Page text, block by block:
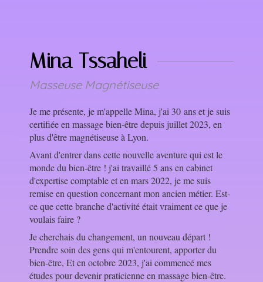
Mina Tssaheli
Masseuse Magnétiseuse
Je me présente, je m'appelle Mina, j'ai 30 ans et je suis
certifiée en massage bien-être depuis juillet 2023, en
plus d'être magnétiseuse à Lyon.
Avant d'entrer dans cette nouvelle aventure qui est le
monde du bien-être ! j'ai travaillé 5 ans en cabinet
d'expertise comptable et en mars 2022, je me suis
remise en question concernant mon ancien métier. Est-
ce que cette branche d'activité était vraiment ce que je
voulais faire ?
Je cherchais du changement, un nouveau départ !
Prendre soin des gens qui m'entourent, apporter du
bien-être, Et en octobre 2023, j'ai commencé mes
études pour devenir praticienne en massage bien-être.